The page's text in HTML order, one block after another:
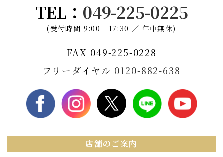
TEL： 049-225-0225
(受付時間 9:00 - 17:30 ／ 年中無休)
FAX 049-225-0228
フリーダイヤル 0120-882-638
店舗のご案内